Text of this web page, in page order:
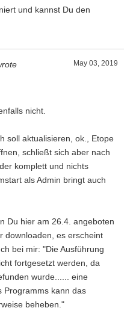
und kannst Du den
May 03, 2019
nicht.
soll aktualisieren, ok., Etope
schließt sich aber nach
komplett und nichts
als Admin bringt auch
Du hier am 26.4. angeboten
downloaden, es erscheint
bei mir: "Die Ausführung
fortgesetzt werden, da
wurde...... eine
Programms kann das
beheben."